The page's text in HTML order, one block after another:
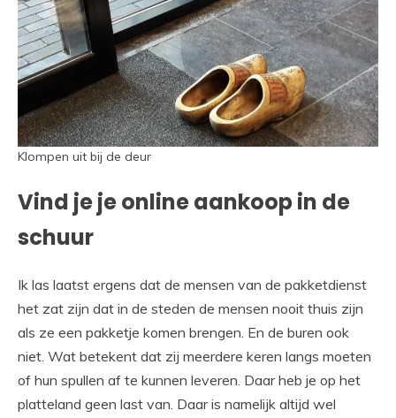
Klompen uit bij de deur
Vind je je online aankoop in de
schuur
Ik las laatst ergens dat de mensen van de pakketdienst
het zat zijn dat in de steden de mensen nooit thuis zijn
als ze een pakketje komen brengen. En de buren ook
niet. Wat betekent dat zij meerdere keren langs moeten
of hun spullen af te kunnen leveren. Daar heb je op het
platteland geen last van. Daar is namelijk altijd wel